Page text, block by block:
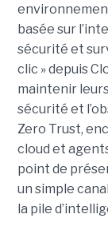
basée sur
sécurité et
clic » depuis
maintenir
sécurité et
Zero Trust,
cloud et
point de
un simple
la pile